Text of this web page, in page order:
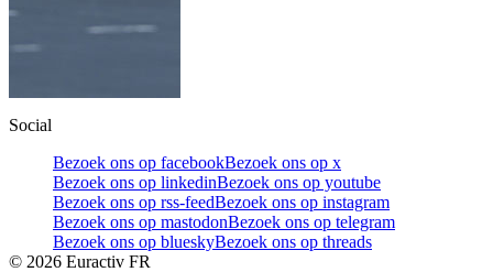
Social
Bezoek ons op facebookBezoek ons op x
Bezoek ons op linkedinBezoek ons op youtube
Bezoek ons op rss-feedBezoek ons op instagram
Bezoek ons op mastodonBezoek ons op telegram
Bezoek ons op blueskyBezoek ons op threads
© 2026 Euractiv FR